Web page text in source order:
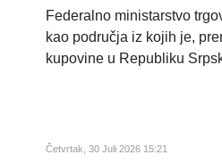
Federalno ministarstvo
kao područja iz kojih je,
kupovine u Republiku
Četvrtak, 30 Juli 2026 15:21